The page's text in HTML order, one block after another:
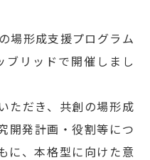
場形成支援プログラム
リッドで開催しまし
ただき、共創の場形成
開発計画・役割等につ
に、本格型に向けた意